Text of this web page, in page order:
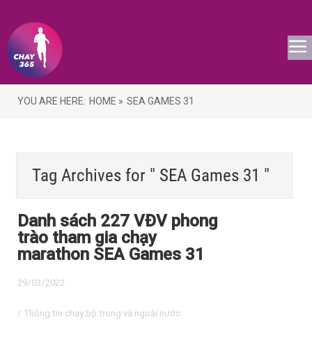
YOU ARE HERE: HOME » SEA GAMES 31
Tag Archives for " SEA Games 31 "
Danh sách 227 VĐV phong
trào tham gia chạy
marathon SEA Games 31
29/03/2022
/ Thông tin chạy bộ trong và ngoài nước